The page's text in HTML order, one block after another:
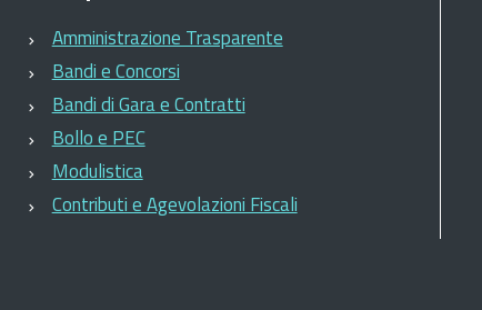
Amministrazione Trasparente
Bandi e Concorsi
Bandi di Gara e Contratti
Bollo e PEC
Modulistica
Contributi e Agevolazioni Fiscali